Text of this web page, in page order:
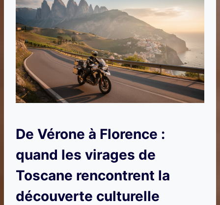
De Vérone à Florence :
quand les virages de
Toscane rencontrent la
découverte culturelle